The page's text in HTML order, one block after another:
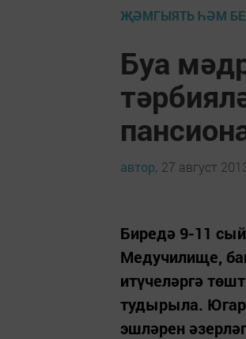
ҖӘМГЫЯТЬ ҺӘМ
Буа
автор, 27 август
Биредә 9-11
Медучилище,
итүчеләргә
тудырыла.
эшләрен